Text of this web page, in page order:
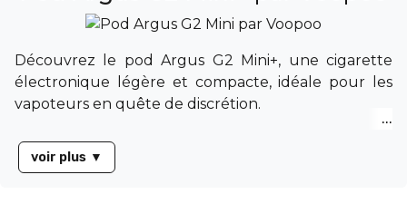
Découvrez le pod Argus G2 Mini+, une cigarette
électronique légère et compacte, idéale pour les
vapoteurs en quête de discrétion.
voir plus ▼